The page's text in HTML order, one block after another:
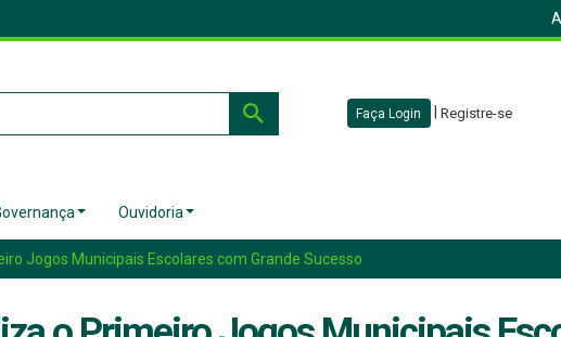
Faça Login Registre-se
Ouvidoria
Jogos Municipais Escolares com Grande Sucesso